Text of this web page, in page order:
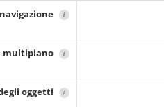
i
multipiano i
oggetti i